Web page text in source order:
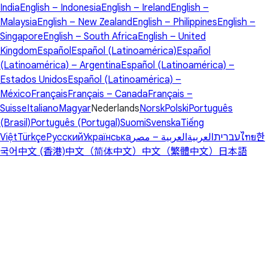
IndiaEnglish – IndonesiaEnglish – IrelandEnglish –
MalaysiaEnglish – New ZealandEnglish – PhilippinesEnglish –
SingaporeEnglish – South AfricaEnglish – United
KingdomEspañol Español (Latinoamérica)Español
(Latinoamérica) – ArgentinaEspañol (Latinoamérica) –
Estados UnidosEspañol (Latinoamérica) –
MéxicoFrançaisFrançais – CanadaFrançais –
SuisseItalianoMagyarNederlandsNorskPolskiPortuguês
(Brasil)Português (Portugal)SuomiSvenskaTiếng
ViệtTürkçeРусскийУкраїнська עבריתالعربيةالعربية – مصر ไทย한
국어 中文 (香港)中文（简体中文） 中文（繁體中文） 日本語